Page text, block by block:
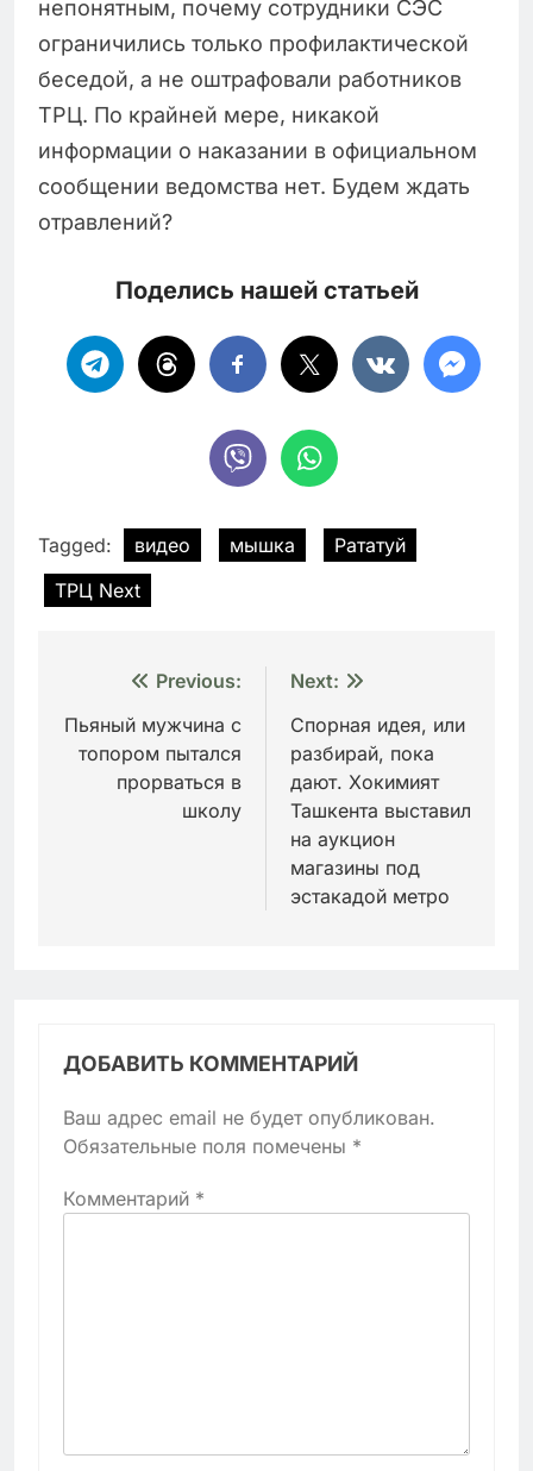
непонятным, почему сотрудники СЭС
ограничились только профилактической
беседой, а не оштрафовали работников
ТРЦ. По крайней мере, никакой
информации о наказании в официальном
сообщении ведомства нет. Будем ждать
отравлений?
Поделись нашей статьей
Tagged: видео мышка
Рататуй
ТРЦ Next
Навигация
по
записям
Previous:
Пьяный мужчина с
топором пытался
прорваться в
школу
Next:
Спорная идея, или
разбирай, пока
дают. Хокимият
Ташкента выставил
на аукцион
магазины под
эстакадой метро
ДОБАВИТЬ КОММЕНТАРИЙ
Ваш адрес email не будет опубликован.
Обязательные поля помечены *
Комментарий *